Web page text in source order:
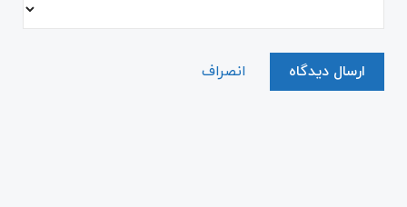
ارسال دیدگاه انصراف